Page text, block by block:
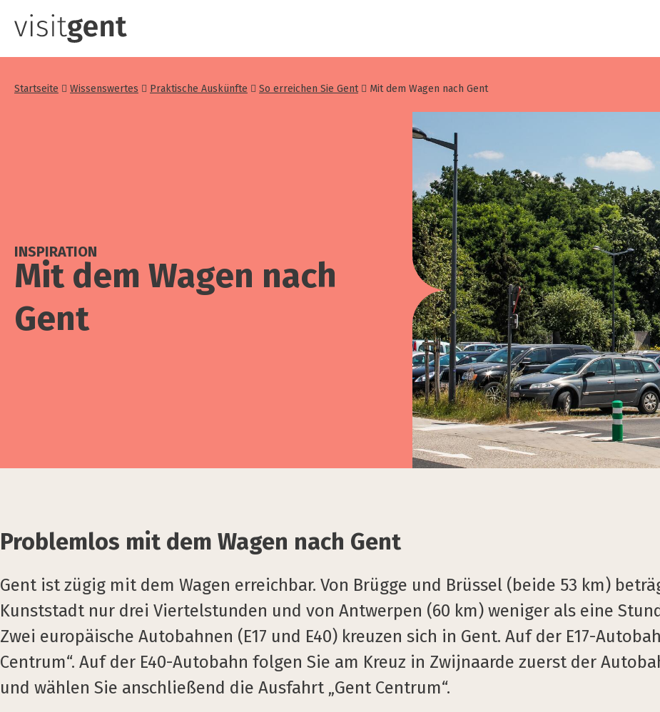
Direkt
zum
Inhalt
Startseite Wissenswertes Praktische Auskünfte So erreichen Sie Gent Mit dem Wagen nach Gent
Mit dem Wagen nach
Gent
INSPIRATION
Problemlos mit dem Wagen nach Gent
Gent ist zügig mit dem Wagen erreichbar. Von Brügge und Brüssel (beide 53 km)
Kunststadt nur drei Viertelstunden und von Antwerpen (60 km) weniger als eine
Zwei europäische Autobahnen (E17 und E40) kreuzen sich in Gent. Auf der E17-
Centrum“. Auf der E40-Autobahn folgen Sie am Kreuz in Zwijnaarde zuerst der
und wählen Sie anschließend die Ausfahrt „Gent Centrum“.